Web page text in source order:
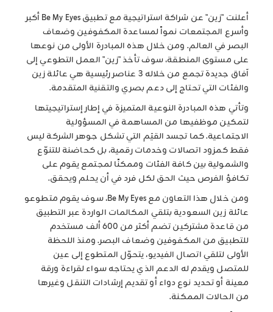
أعلنت "زين" عن شراكة استراتيجية مع تطبيق Be My Eyes أكبر
وأسرع المجتمعات نمواً لمساعدة المكفوفين وضعاف
البصر في العالم. ومن خلال هذه المبادرة الأولى من نوعها
على مستوى المنطقة، سوف تأخذ "زين" العمل التطوعي إلى
آفاق جديدة تجمع من خلاله 3 عناصر رئيسية هي عائلة زين
والفئات التي تحتاج إلى دعم بصري والتقنية المتقدمة.
وتأتي هذه المبادرة النوعية المتميزة في إطار إستراتيجيتها
لتمكين موظفيها من المساهمة في المسؤولية
الاجتماعية. كما تجسد القيَم التي تشكل جوهر الشركة ليس
فقط كمزود اتصالات وخدمات رقمية، بل كحاضنة للتنوّع
والشمولية بين كافة الفئات وممكنًا لمجتمع يقوم على
تكافؤ الفرص حيث الحق لكل فرد في أن يحلم ويحقق.
ومن خلال هذا التعاون مع Be My Eyes، سوف يقوم متطوعو
عائلة زين السعودية بتلقي المكالمات الواردة عبر التطبيق
من قاعدة مشتركين تضم أكثر من 600 ألف مستخدم
للتطبيق من المكفوفين وضعاف البصر. ومنذ اللحظة
الأولى لتلقي اتصال الفيديو، يتحوّل المتطوع إلى عين
للمتصل ويقدم له الدعم الذي يحتاجه سواء لقراءة ورقة
معينة أو تحديد نوع دواء أو تقديم إرشادات التنقل وغيرها
من الحالات الممكنة.